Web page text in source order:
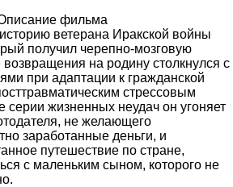
фильма
ветерана Иракской войны
получил черепно-мозговую
на родину столкнулся с
при адаптации к гражданской
стрессовым
серии жизненных неудач он угоняет
не желающего
заработанные деньги, и
путешествие по стране,
с маленьким сыном, которого не